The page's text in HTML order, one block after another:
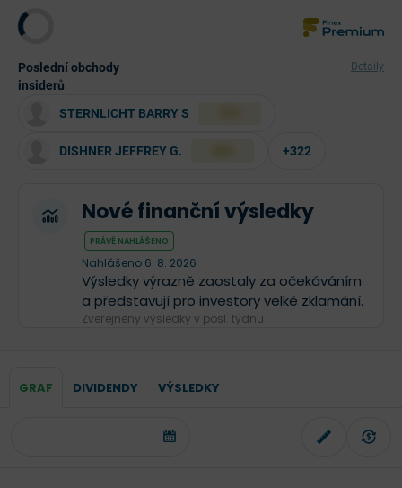
Poslední obchody
insiderů
Detaily
STERNLICHT BARRY S
DISHNER JEFFREY G. +322
Nové finanční výsledky
PRÁVĚ NAHLÁŠENO
Nahlášeno 6. 8. 2026
Výsledky výrazně zaostaly za očekáváním
a představují pro investory velké zklamání.
Zveřejněny výsledky v posl. týdnu
GRAF DIVIDENDY VÝSLEDKY